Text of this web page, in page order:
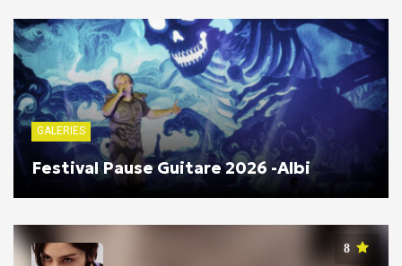
GALERIES
Festival Pause Guitare 2026 -Albi
8